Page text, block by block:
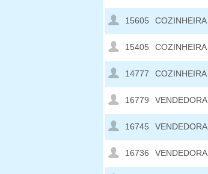
15605 COZINHEIRA
15405 COZINHEIRA
14777 COZINHEIRA
16779 VENDEDORA
16745 VENDEDORA
16736 VENDEDORA